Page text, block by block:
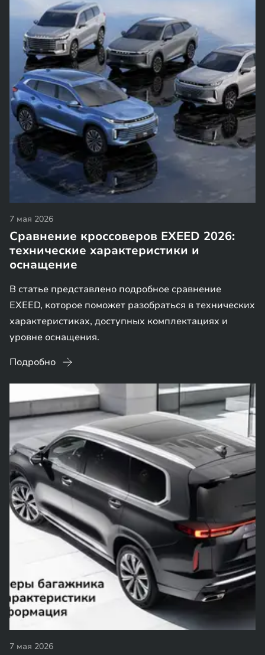
7 мая 2026
Сравнение кроссоверов EXEED 2026:
технические характеристики и
оснащение
В статье представлено подробное сравнение
EXEED, которое поможет разобраться в технических
характеристиках, доступных комплектациях и
уровне оснащения.
Подробно
7 мая 2026